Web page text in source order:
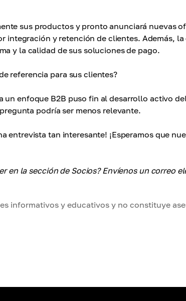
sus productos y pronto anunciará nuevas
integración y retención de clientes. Además, la
y la calidad de sus soluciones de pago.
referencia para sus clientes?
un enfoque B2B puso fin al desarrollo activo
podría ser menos relevante.
entrevista tan interesante! ¡Esperamos que
en la sección de Socios? Envíenos un correo
informativos y educativos y no constituye